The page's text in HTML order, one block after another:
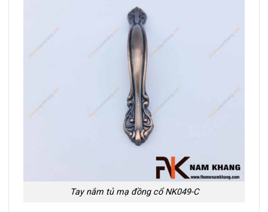
Tay nắm tủ mạ đồng cổ NK049-C